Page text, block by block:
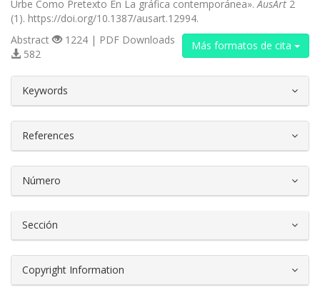
Urbe Como Pretexto En La gráfica contemporánea». AusArt 2
(1). https://doi.org/10.1387/ausart.12994.
Más formatos de cita
Abstract
1224 | PDF Downloads
582
Keywords
References
Número
Sección
Copyright Information